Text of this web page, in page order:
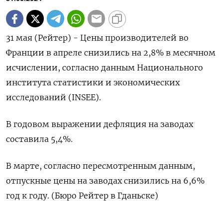
31 мая (Рейтер) - Цены производителей во
Франции в апреле снизились на 2,8% в месячном
исчислении, согласно данным Национального
института статистики и экономических
исследований (INSEE).
В годовом выражении дефляция на заводах
составила 5,4%.
В марте, согласно пересмотренным данным,
отпускные цены на заводах снизились на 6,6%
год к году. (Бюро Рейтер в Гданьске)